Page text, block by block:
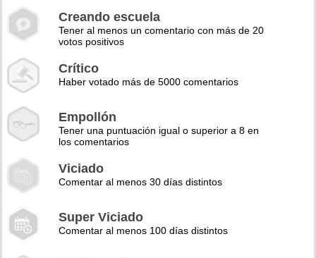
Creando escuela
Tener al menos un comentario con más de 20
votos positivos
Crítico
Haber votado más de 5000 comentarios
Empollón
Tener una puntuación igual o superior a 8 en
los comentarios
Viciado
Comentar al menos 30 días distintos
Super Viciado
Comentar al menos 100 días distintos